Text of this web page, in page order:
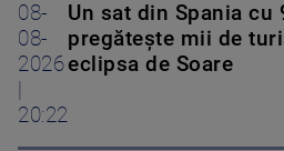
08-
08-
2026
20:22
Un sat din Spania
pregătește mii de
eclipsa de Soare